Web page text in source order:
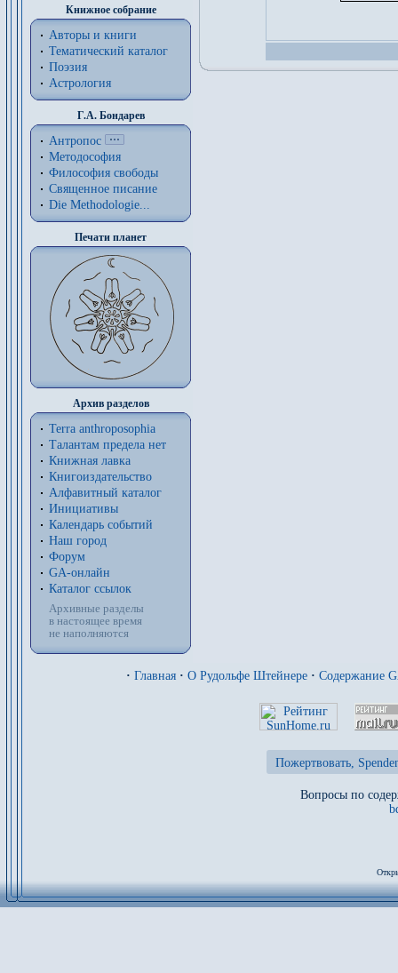
Книжное собрание
Авторы и книги
Тематический каталог
Поэзия
Астрология
Г.А. Бондарев
Антропос
Методософия
Философия cвободы
Священное писание
Die Methodologie...
Печати планет
Архив разделов
Terra anthroposophia
Талантам предела нет
Книжная лавка
Книгоиздательство
Алфавитный каталог
Инициативы
Календарь событий
Наш город
Форум
GA-онлайн
Каталог ссылок
Архивные разделы
в настоящее время
не наполняются
· Главная · О Рудольфе Штейнере · Содержание
Пожертвовать,
Вопросы по